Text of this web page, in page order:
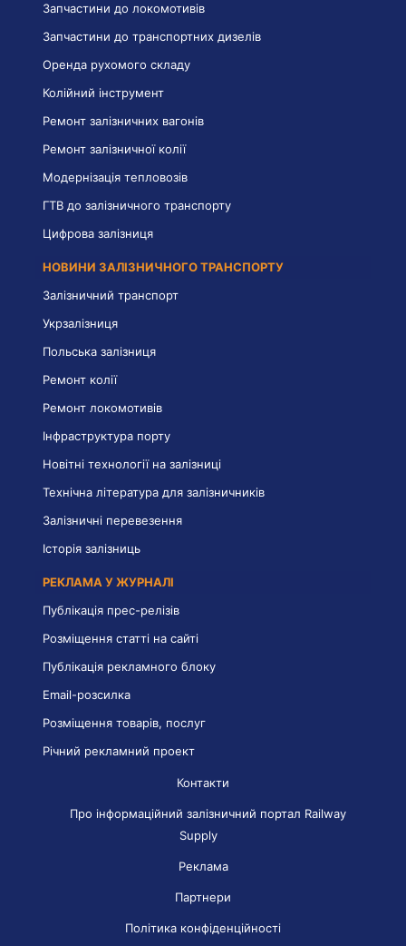
Запчастини до локомотивів
Запчастини до транспортних дизелів
Оренда рухомого складу
Колійний інструмент
Ремонт залізничних вагонів
Ремонт залізничної колії
Модернізація тепловозів
ГТВ до залізничного транспорту
Цифрова залізниця
НОВИНИ ЗАЛІЗНИЧНОГО ТРАНСПОРТУ
Залізничний транспорт
Укрзалізниця
Польська залізниця
Ремонт колії
Ремонт локомотивів
Інфраструктура порту
Новітні технології на залізниці
Технічна література для залізничників
Залізничні перевезення
Історія залізниць
РЕКЛАМА У ЖУРНАЛІ
Публікація прес-релізів
Розміщення статті на сайті
Публікація рекламного блоку
Email-розсилка
Розміщення товарів, послуг
Річний рекламний проект
Контакти
Про інформаційний залізничний портал Railway
Supply
Реклама
Партнери
Політика конфіденційності